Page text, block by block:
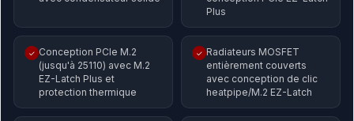
Plus
✓ Conception PCIe M.2
(jusqu'à 25110) avec M.2
EZ-Latch Plus et
protection thermique
✓ Radiateurs MOSFET
entièrement couverts
avec conception de clic
heatpipe/M.2 EZ-Latch